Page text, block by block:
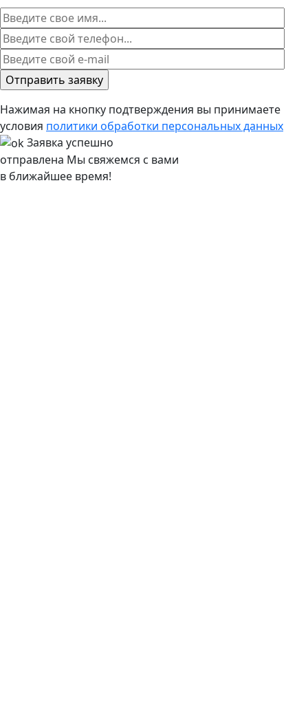
Нажимая на кнопку подтверждения вы принимаете
условия политики обработки персональных данных
Заявка успешно
отправлена Мы свяжемся с вами
в ближайшее время!